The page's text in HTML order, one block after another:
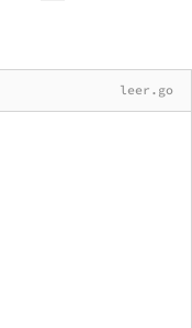
leer.go